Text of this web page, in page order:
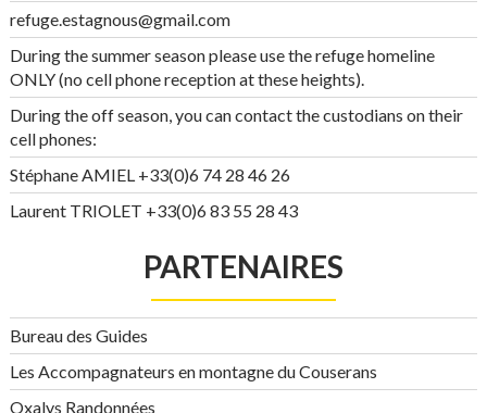
refuge.estagnous@gmail.com
During the summer season please use the refuge homeline
ONLY (no cell phone reception at these heights).
During the off season, you can contact the custodians on their
cell phones:
Stéphane AMIEL +33(0)6 74 28 46 26
Laurent TRIOLET +33(0)6 83 55 28 43
PARTENAIRES
Bureau des Guides
Les Accompagnateurs en montagne du Couserans
Oxalys Randonnées